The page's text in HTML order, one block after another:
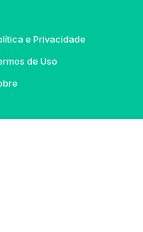
e Privacidade
de Uso